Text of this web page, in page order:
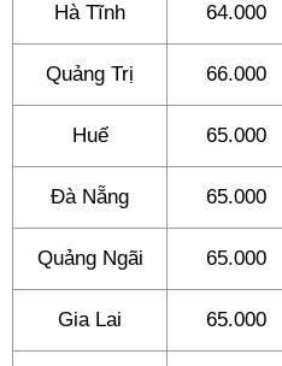
Hà Tĩnh 64.000
Quảng Trị 66.000
Huế 65.000
Đà Nẵng 65.000
Quảng Ngãi 65.000
Gia Lai 65.000